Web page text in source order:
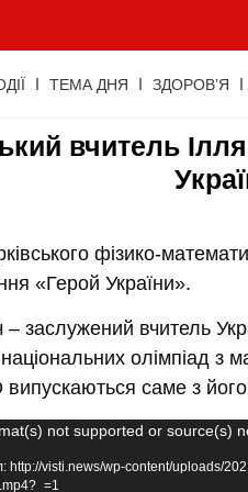
ТЕМА ДНЯ ЗДОРОВ’Я
вчитель
фізико-
«Герой України».
заслужений вчитель
олімпіад з
саме з його
not supported or source(s)
http://visti.news/wp-content/uploads/